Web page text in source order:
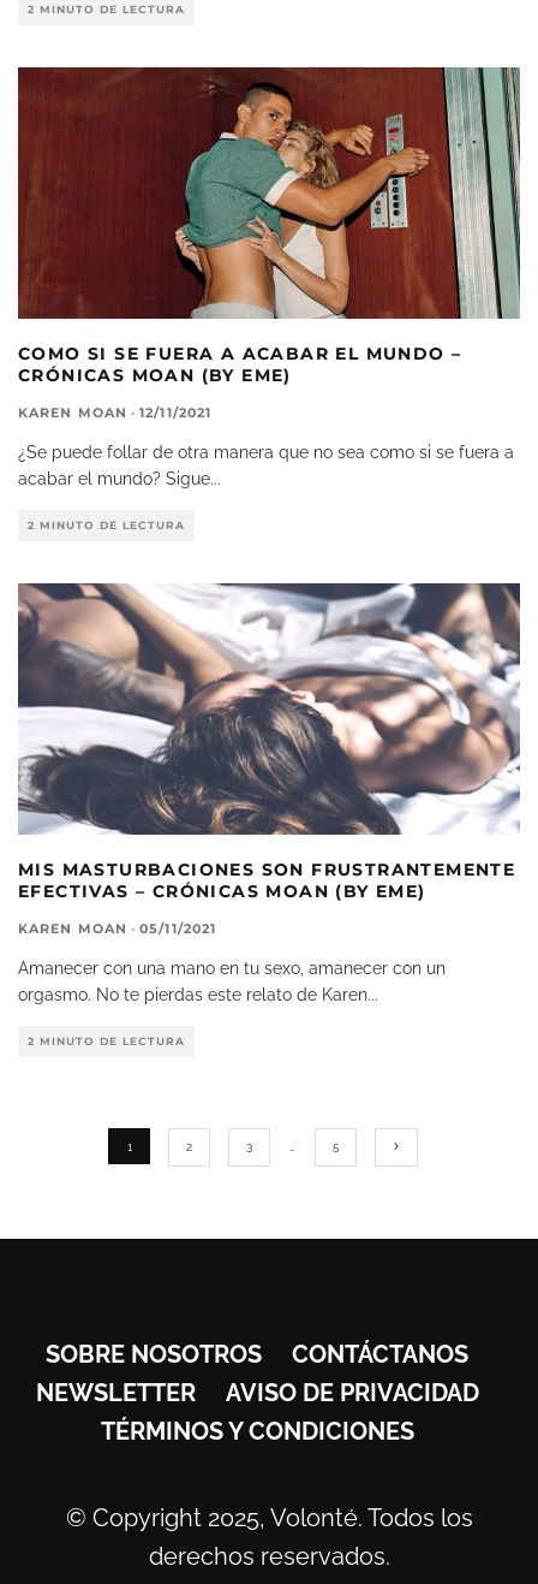
2 MINUTO DE LECTURA
COMO SI SE FUERA A ACABAR EL MUNDO –
CRÓNICAS MOAN (BY EME)
KAREN MOAN · 12/11/2021
¿Se puede follar de otra manera que no sea como si se fuera a
acabar el mundo? Sigue...
2 MINUTO DE LECTURA
MIS MASTURBACIONES SON FRUSTRANTEMENTE
EFECTIVAS – CRÓNICAS MOAN (BY EME)
KAREN MOAN · 05/11/2021
Amanecer con una mano en tu sexo, amanecer con un
orgasmo. No te pierdas este relato de Karen...
2 MINUTO DE LECTURA
1 2 3 5
SOBRE NOSOTROS
CONTÁCTANOS
NEWSLETTER
AVISO DE PRIVACIDAD
TÉRMINOS Y CONDICIONES
© Copyright 2025, Volonté. Todos los
derechos reservados.